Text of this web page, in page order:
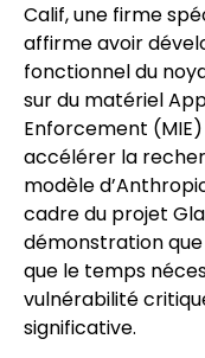
Calif, une firme
affirme avoir
fonctionnel du
sur du matériel
Enforcement
accélérer la
modèle
cadre du projet
démonstration que
que le temps
vulnérabilité
significative.